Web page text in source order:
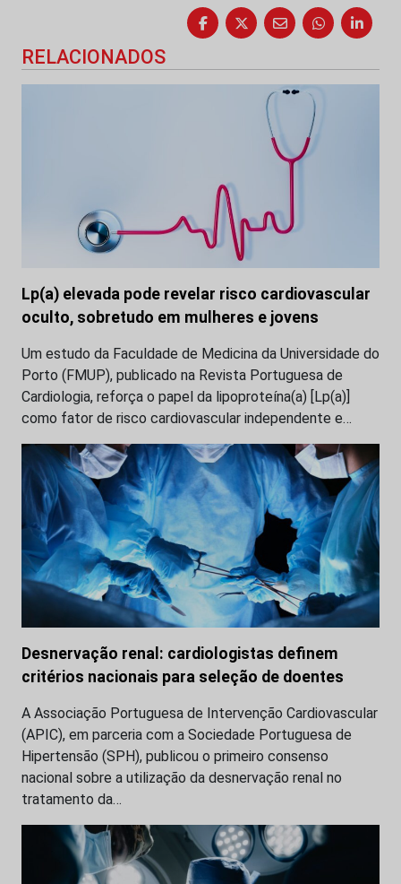
RELACIONADOS
Lp(a) elevada pode revelar risco cardiovascular
oculto, sobretudo em mulheres e jovens
Um estudo da Faculdade de Medicina da Universidade do
Porto (FMUP), publicado na Revista Portuguesa de
Cardiologia, reforça o papel da lipoproteína(a) [Lp(a)]
como fator de risco cardiovascular independente e…
Desnervação renal: cardiologistas definem
critérios nacionais para seleção de doentes
A Associação Portuguesa de Intervenção Cardiovascular
(APIC), em parceria com a Sociedade Portuguesa de
Hipertensão (SPH), publicou o primeiro consenso
nacional sobre a utilização da desnervação renal no
tratamento da…